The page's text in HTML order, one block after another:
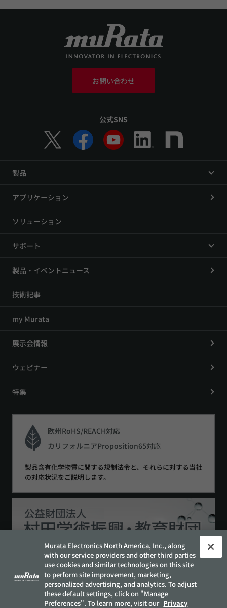
お問い合わせ
公式SNS
製品
アプリケーション
ソリューション
サポート
製品・イベントニュース
技術記事
my Murata
展示会情報
ウェビナー
特集
欧州RoHS/REACH対応
カリフォルニアProposition65対応
製品含有化学物質に関する規制法令と、それらに対する当社
の対応状況をご説明します。
サイトポリシー
ソーシャルメディアポリシー
個人情報保護方針
Murata Electronics North America, Inc., along
with our service providers and other third parties
use cookies and similar technologies on this site
to perform site improvement, marketing,
personalized advertising, and analytics. To adjust
these default settings, click on "Manage
Preferences". To learn more, visit our Privacy